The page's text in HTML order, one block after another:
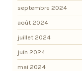
septembre 2024
août 2024
juillet 2024
juin 2024
mai 2024